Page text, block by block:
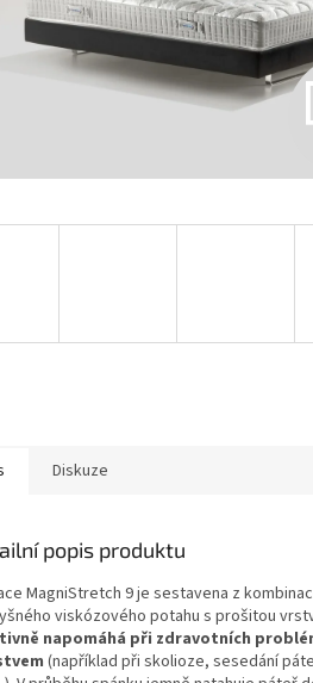
Diskuze
popis produktu
MagniStretch 9 je sestavena z
viskózového potahu s prošitou
napomáhá při zdravotních
(například při skolioze, sesedání